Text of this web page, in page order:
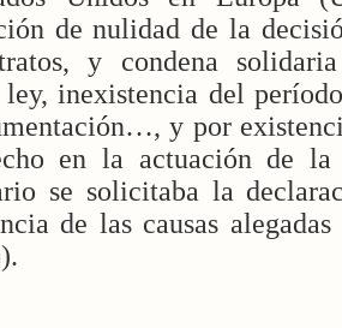
de nulidad de la
y condena
ley, inexistencia del
y por
en la actuación de la
se solicitaba la
de las causas